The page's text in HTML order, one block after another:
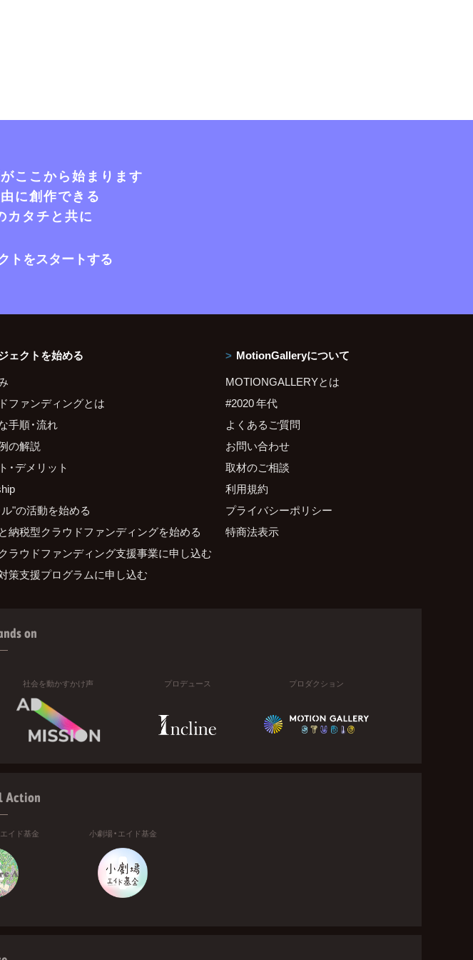
ここから始まります
に創作できる
カタチと共に
トをスタートする
ェクトを始める
ファンディングとは
手順・流れ
の解説
・デメリット
"の活動を始める
納税型クラウドファンディングを始める
ラウドファンディング支援事業に申し込む
策支援プログラムに申し込む
MotionGalleryについて
MOTIONGALLERYとは
#2020 年代
よくあるご質問
お問い合わせ
取材のご相談
利用規約
プライバシーポリシー
特商法表示
on
社会を動かすかけ声 プロデュース プロダクション
Action
イド基金 小劇場・エイド基金